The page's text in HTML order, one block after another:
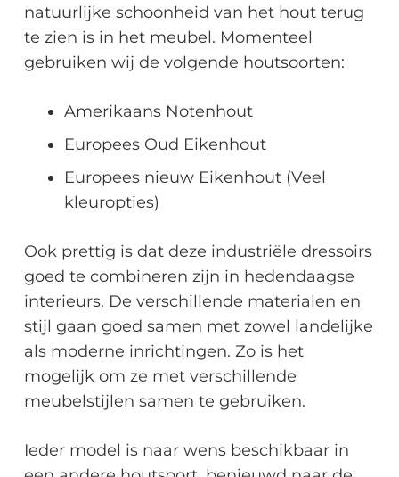
natuurlijke schoonheid van het hout terug
te zien is in het meubel. Momenteel
gebruiken wij de volgende houtsoorten:
Amerikaans Notenhout
Europees Oud Eikenhout
Europees nieuw Eikenhout (Veel
kleuropties)
Ook prettig is dat deze industriële dressoirs
goed te combineren zijn in hedendaagse
interieurs. De verschillende materialen en
stijl gaan goed samen met zowel landelijke
als moderne inrichtingen. Zo is het
mogelijk om ze met verschillende
meubelstijlen samen te gebruiken.
Ieder model is naar wens beschikbaar in